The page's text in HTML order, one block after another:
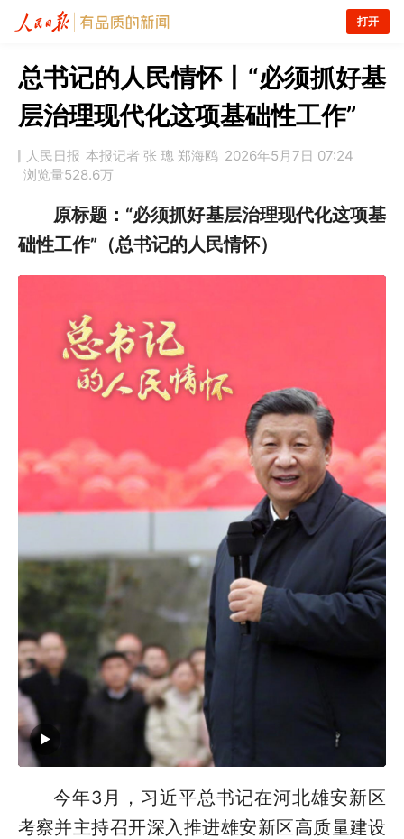
打开
总书记的人民情怀丨“必须抓好基
层治理现代化这项基础性工作”
人民日报 本报记者 张 璁 郑海鸥 2026年5月7日 07:24
浏览量528.6万
原标题：“必须抓好基层治理现代化这项基
础性工作”（总书记的人民情怀）
今年3月，习近平总书记在河北雄安新区
考察并主持召开深入推进雄安新区高质量建设